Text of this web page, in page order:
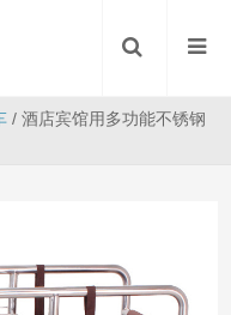
/酒店宾馆用多功能不锈钢